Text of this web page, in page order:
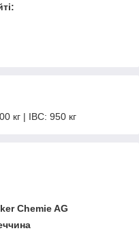
кг | IBC: 950 кг
Chemie AG